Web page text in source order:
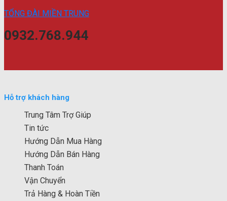
TỔNG ĐÀI MIỀN TRUNG
0932.768.944
Hỗ trợ khách hàng
Trung Tâm Trợ Giúp
Tin tức
Hướng Dẫn Mua Hàng
Hướng Dẫn Bán Hàng
Thanh Toán
Vận Chuyển
Trả Hàng & Hoàn Tiền